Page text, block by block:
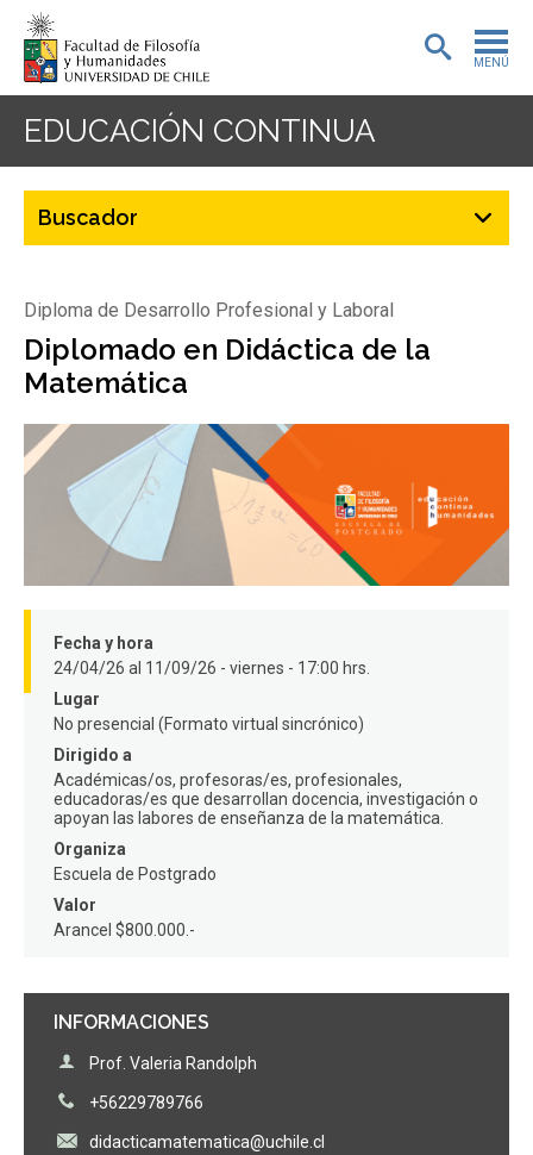
MENÚ
PORTADA
INVESTIGACIÓN
BIBLIOTECA
DEPARTAMENTOS
FACULTAD
Académicos Egresados
EDUCACIÓN CONTINUA
Diploma de Desarrollo Profesional y Laboral
Diplomado en Didáctica de la
Matemática
INFORMACIONES
Prof. Valeria Randolph
+56229789766
didacticamatematica@uchile.cl
Fecha y hora
24/04/26 al 11/09/26 - viernes - 17:00 hrs.
Lugar
No presencial (Formato virtual sincrónico)
Dirigido a
Académicas/os, profesoras/es, profesionales,
educadoras/es que desarrollan docencia, investigación o
apoyan las labores de enseñanza de la matemática.
Organiza
Escuela de Postgrado
Valor
Arancel $800.000.-